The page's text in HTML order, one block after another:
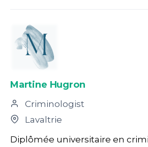
Martine Hugron
Criminologist
Lavaltrie
Diplômée universitaire en